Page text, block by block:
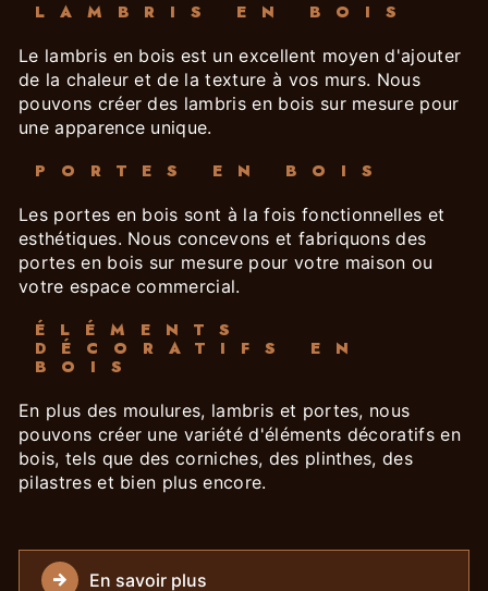
LAMBRIS EN BOIS
Le lambris en bois est un excellent moyen d'ajouter
de la chaleur et de la texture à vos murs. Nous
pouvons créer des lambris en bois sur mesure pour
une apparence unique.
PORTES EN BOIS
Les portes en bois sont à la fois fonctionnelles et
esthétiques. Nous concevons et fabriquons des
portes en bois sur mesure pour votre maison ou
votre espace commercial.
ÉLÉMENTS
DÉCORATIFS EN
BOIS
En plus des moulures, lambris et portes, nous
pouvons créer une variété d'éléments décoratifs en
bois, tels que des corniches, des plinthes, des
pilastres et bien plus encore.
En savoir plus